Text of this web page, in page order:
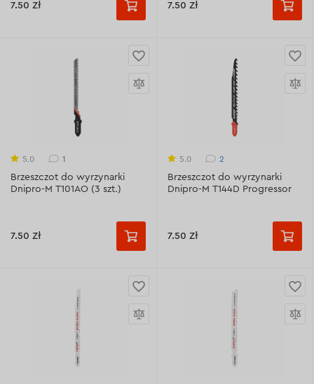
7.50 Zł 7.50 Zł
5.0 1
Brzeszczot do wyrzynarki
Dnipro-M T101AO (3 szt.)
7.50 Zł
5.0 2
Brzeszczot do wyrzynarki
Dnipro-M T144D Progressor
7.50 Zł